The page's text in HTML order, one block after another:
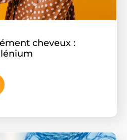
cheveux :